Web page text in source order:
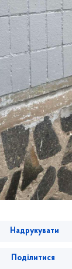
Надрукувати
Поділитися